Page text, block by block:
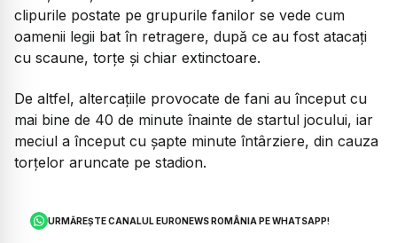
clipurile postate pe grupurile fanilor se vede cum
oamenii legii bat în retragere, după ce au fost atacați
cu scaune, torțe și chiar extinctoare.
De altfel, altercațiile provocate de fani au început cu
mai bine de 40 de minute înainte de startul jocului, iar
meciul a început cu șapte minute întârziere, din cauza
torțelor aruncate pe stadion.
URMĂREȘTE CANALUL EURONEWS ROMÂNIA PE WHATSAPP!